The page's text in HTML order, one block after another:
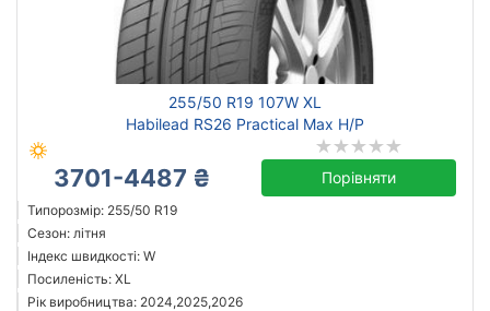
255/50 R19 107W XL
Habilead RS26 Practical Max H/P
3701-4487 ₴ Порівняти
Типорозмір: 255/50 R19
Сезон: літня
Індекс швидкості: W
Посиленість: XL
Рік виробництва: 2024,2025,2026